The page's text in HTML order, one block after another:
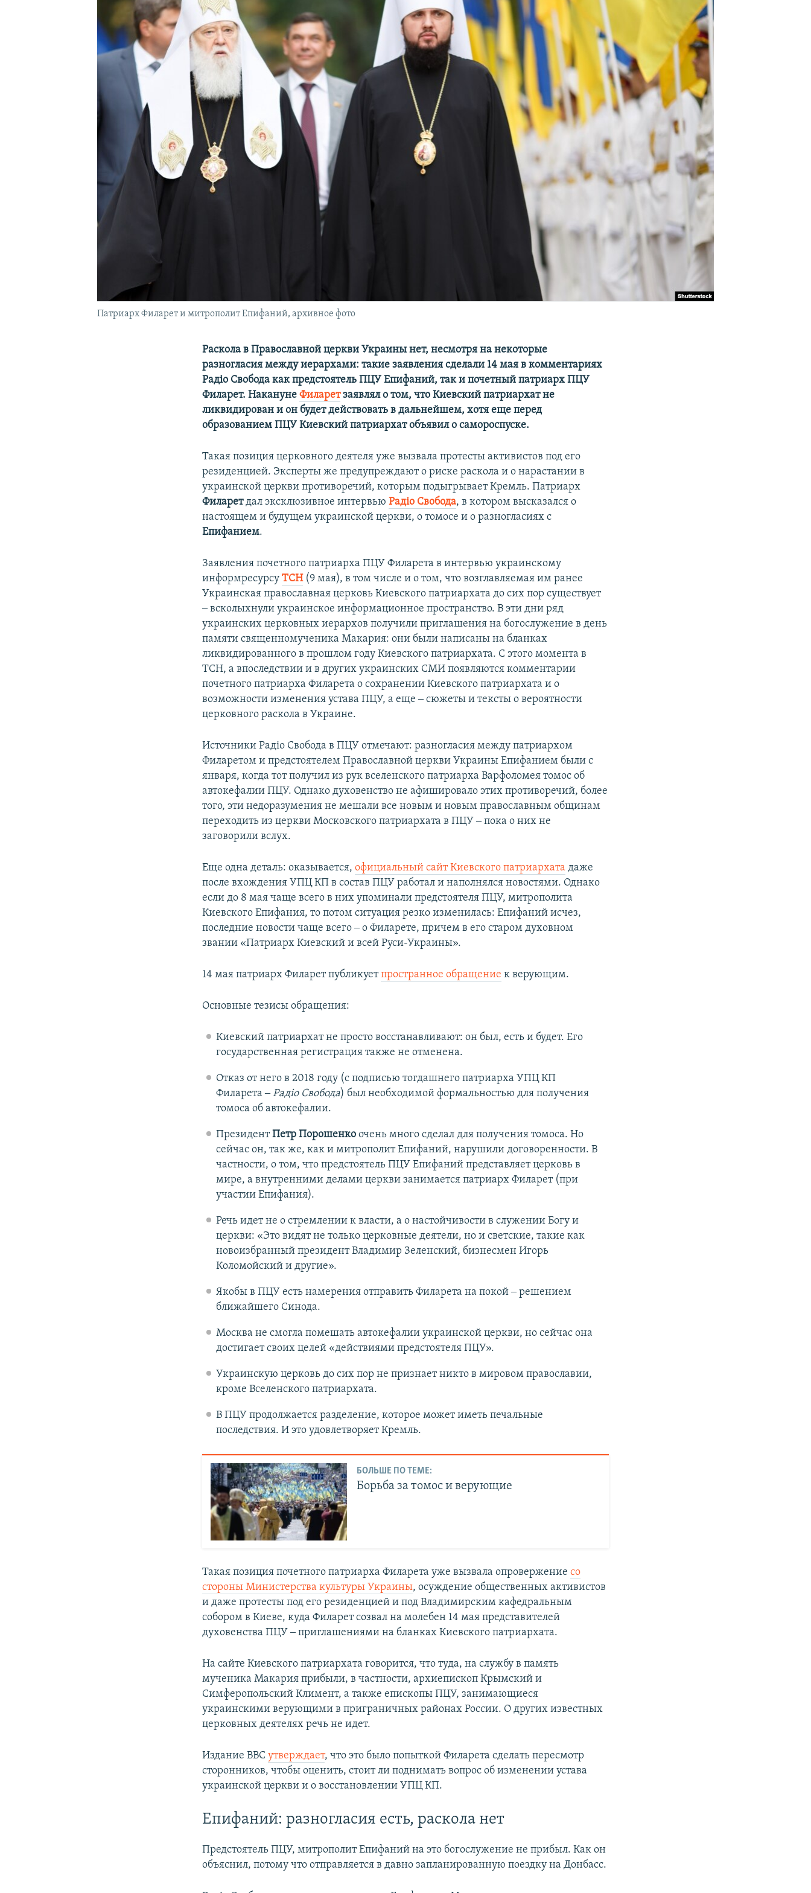
КРЫМ.НЕПОКОРЕННЫЙ
УКРАИНСКАЯ ПРОБЛЕМА КРЫМА
Патриарх Филарет и митрополит Епифаний, архивное фото
Раскола в Православной церкви Украины нет, несмотря на некоторые
разногласия между иерархами: такие заявления сделали 14 мая в комментариях
Радіо Свобода как предстоятель ПЦУ Епифаний, так и почетный патриарх ПЦУ
Филарет. НаканунеФиларетзаявлял о том, что Киевский патриархат не
ликвидирован и он будет действовать в дальнейшем, хотя еще перед
образованием ПЦУ Киевский патриархат объявил о самороспуске.
Такая позиция церковного деятеля уже вызвала протесты активистов под его
резиденцией. Эксперты же предупреждают о риске раскола и о нарастании в
украинской церкви противоречий, которым подыгрывает Кремль. Патриарх
Филаретдал эксклюзивное интервьюРадіо Свобода, в котором высказался о
настоящем и будущем украинской церкви, о томосе и о разногласиях с
Епифанием.
Заявления почетного патриарха ПЦУ Филарета в интервью украинскому
информресурсуТСН(9 мая), в том числе и о том, что возглавляемая им ранее
Украинская православная церковь Киевского патриархата до сих пор существует
‒ всколыхнули украинское информационное пространство. В эти дни ряд
украинских церковных иерархов получили приглашения на богослужение в день
памяти священномученика Макария: они были написаны на бланках
ликвидированного в прошлом году Киевского патриархата. С этого момента в
ТСН, а впоследствии и в других украинских СМИ появляются комментарии
почетного патриарха Филарета о сохранении Киевского патриархата и о
возможности изменения устава ПЦУ, а еще ‒ сюжеты и тексты о вероятности
церковного раскола в Украине.
Источники Радіо Свобода в ПЦУ отмечают: разногласия между патриархом
Филаретом и предстоятелем Православной церкви Украины Епифанием были с
января, когда тот получил из рук вселенского патриарха Варфоломея томос об
автокефалии ПЦУ. Однако духовенство не афишировало этих противоречий, более
того, эти недоразумения не мешали все новым и новым православным общинам
переходить из церкви Московского патриархата в ПЦУ ‒ пока о них не
заговорили вслух.
Еще одна деталь: оказывается,официальный сайт Киевского патриархата даже
после вхождения УПЦ КП в состав ПЦУ работал и наполнялся новостями. Однако
если до 8 мая чаще всего в них упоминали предстоятеля ПЦУ, митрополита
Киевского Епифания, то потом ситуация резко изменилась: Епифаний исчез,
последние новости чаще всего ‒ о Филарете, причем в его старом духовном
звании «Патриарх Киевский и всей Руси-Украины».
14 мая патриарх Филарет публикуетпространное обращение к верующим.
Основные тезисы обращения:
Киевский патриархат не просто восстанавливают: он был, есть и будет. Его
государственная регистрация также не отменена.
Отказ от него в 2018 году (с подписью тогдашнего патриарха УПЦ КП
Филарета ‒Радіо Свобода) был необходимой формальностью для получения
томоса об автокефалии.
ПрезидентПетр Порошенкоочень много сделал для получения томоса. Но
сейчас он, так же, как и митрополит Епифаний, нарушили договоренности. В
частности, о том, что предстоятель ПЦУ Епифаний представляет церковь в
мире, а внутренними делами церкви занимается патриарх Филарет (при
участии Епифания).
Речь идет не о стремлении к власти, а о настойчивости в служении Богу и
церкви: «Это видят не только церковные деятели, но и светские, такие как
новоизбранный президент Владимир Зеленский, бизнесмен Игорь
Коломойский и другие».
Якобы в ПЦУ есть намерения отправить Филарета на покой ‒ решением
ближайшего Синода.
Москва не смогла помешать автокефалии украинской церкви, но сейчас она
достигает своих целей «действиями предстоятеля ПЦУ».
Украинскую церковь до сих пор не признает никто в мировом православии,
кроме Вселенского патриархата.
В ПЦУ продолжается разделение, которое может иметь печальные
последствия. И это удовлетворяет Кремль.
БОЛЬШЕ ПО ТЕМЕ:
Борьба за томос и верующие
Такая позиция почетного патриарха Филарета уже вызвала опровержениесо
стороны Министерства культуры Украины, осуждение общественных активистов
и даже протесты под его резиденцией и под Владимирским кафедральным
собором в Киеве, куда Филарет созвал на молебен 14 мая представителей
духовенства ПЦУ ‒ приглашениями на бланках Киевского патриархата.
На сайте Киевского патриархата говорится, что туда, на службу в память
мученика Макария прибыли, в частности, архиепископ Крымский и
Симферопольский Климент, а также епископы ПЦУ, занимающиеся
украинскими верующими в приграничных районах России. О других известных
церковных деятелях речь не идет.
Издание BBCутверждает, что это было попыткой Филарета сделать пересмотр
сторонников, чтобы оценить, стоит ли поднимать вопрос об изменении устава
украинской церкви и о восстановлении УПЦ КП.
Епифаний: разногласия есть, раскола нет
Предстоятель ПЦУ, митрополит Епифаний на это богослужение не прибыл. Как он
объяснил, потому что отправляется в давно запланированную поездку на Донбасс.